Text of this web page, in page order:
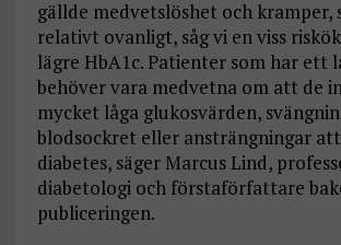
gällde medvetslöshet och kramper,
relativt ovanligt, såg vi en viss
lägre HbA1c. Patienter som har ett
behöver vara medvetna om att de
mycket låga glukosvärden,
blodsockret eller ansträngningar
diabetes, säger Marcus Lind,
diabetologi och förstaförfattare
publiceringen.